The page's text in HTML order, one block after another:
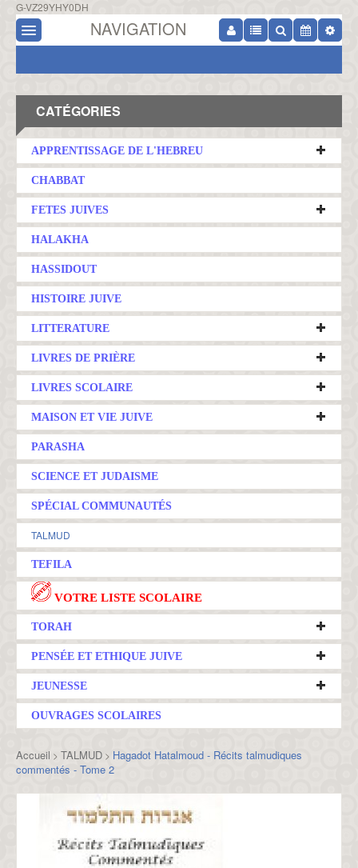
G-VZ29YHY0DH
NAVIGATION
CATÉGORIES
APPRENTISSAGE DE L'HEBREU
CHABBAT
FETES JUIVES
HALAKHA
HASSIDOUT
HISTOIRE JUIVE
LITTERATURE
LIVRES DE PRIÈRE
LIVRES SCOLAIRE
MAISON ET VIE JUIVE
PARASHA
SCIENCE ET JUDAISME
SPÉCIAL COMMUNAUTÉS
TALMUD
TEFILA
VOTRE LISTE SCOLAIRE
TORAH
PENSÉE ET ETHIQUE JUIVE
JEUNESSE
OUVRAGES SCOLAIRES
Accueil > TALMUD > Hagadot Hatalmoud - Récits talmudiques
commentés - Tome 2